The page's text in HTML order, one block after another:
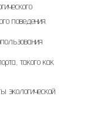
поведения.
такого как
экологической